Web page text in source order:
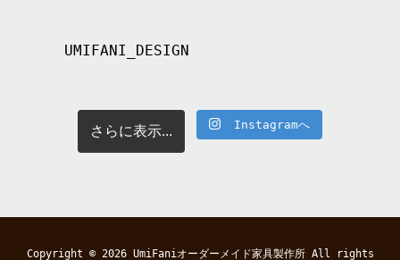
UMIFANI_DESIGN
さらに表示... Instagramへ
Copyright © 2026 UmiFaniオーダーメイド家具製作所All rights